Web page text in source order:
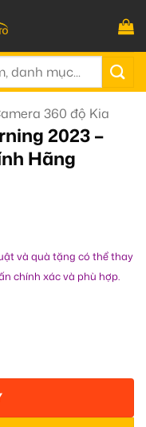
360 độ Kia
2023 –
Hãng
và quà tặng có thể thay
chính xác và phù hợp.